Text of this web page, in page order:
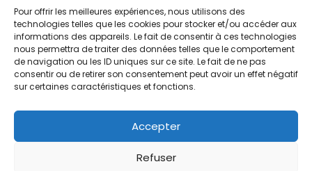
Pour offrir les meilleures expériences, nous utilisons des
technologies telles que les cookies pour stocker et/ou accéder aux
informations des appareils. Le fait de consentir à ces technologies
nous permettra de traiter des données telles que le comportement
de navigation ou les ID uniques sur ce site. Le fait de ne pas
consentir ou de retirer son consentement peut avoir un effet négatif
sur certaines caractéristiques et fonctions.
Accepter
Refuser
Allemand
Anglais
Espagnol
Italien
Portuguais
Copyright © 2026 La Comédiathèque : éditions théâtrales et